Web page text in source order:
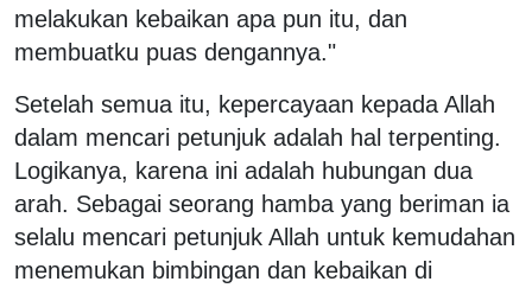
melakukan kebaikan apa pun itu, dan
membuatku puas dengannya."
Setelah semua itu, kepercayaan kepada Allah
dalam mencari petunjuk adalah hal terpenting.
Logikanya, karena ini adalah hubungan dua
arah. Sebagai seorang hamba yang beriman ia
selalu mencari petunjuk Allah untuk kemudahan
menemukan bimbingan dan kebaikan di